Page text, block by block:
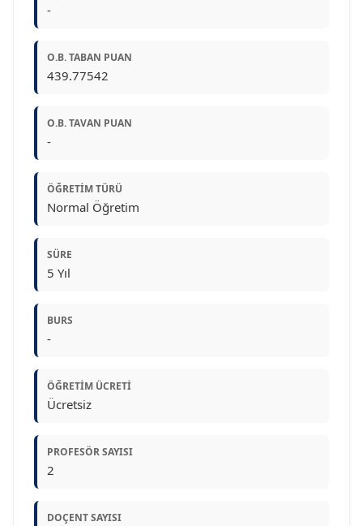
-
O.B. TABAN PUAN
439.77542
O.B. TAVAN PUAN
-
ÖĞRETIM TÜRÜ
Normal Öğretim
SÜRE
5 Yıl
BURS
-
ÖĞRETIM ÜCRETI
Ücretsiz
PROFESÖR SAYISI
2
DOÇENT SAYISI